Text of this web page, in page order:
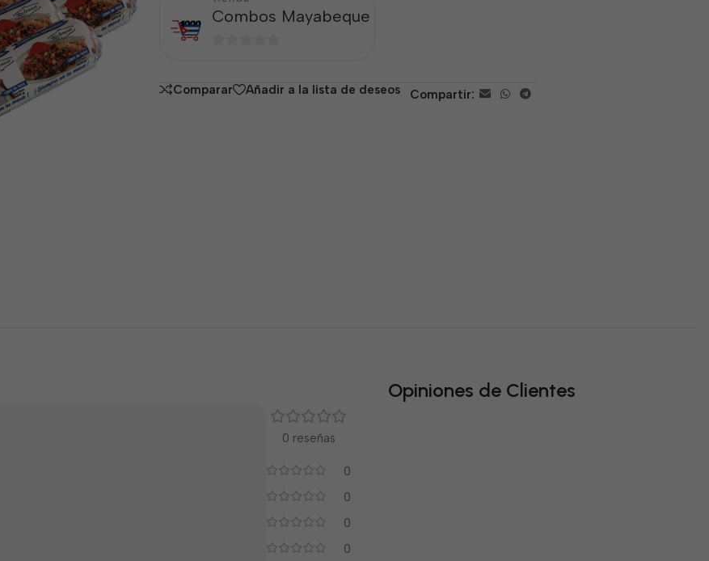
Combos Mayabeque
5
Comparar Añadir a la lista de deseos Compartir:
Opiniones de Clientes
0 reseñas
0
0
0
0